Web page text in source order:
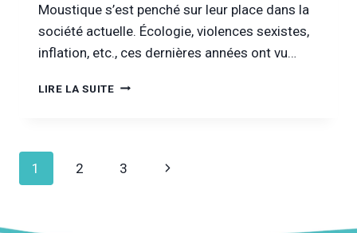
Moustique s’est penché sur leur place dans la
société actuelle. Écologie, violences sexistes,
inflation, etc., ces dernières années ont vu…
LIRE LA SUITE[DANS
Navigation
1 2 3
Page